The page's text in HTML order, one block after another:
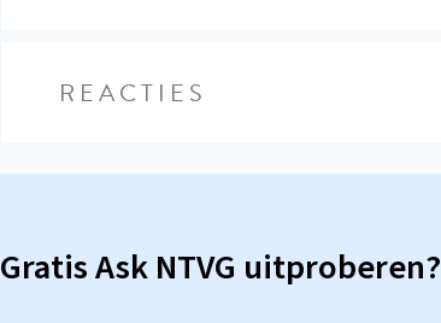
REACTIES
Gratis Ask NTVG uitproberen?